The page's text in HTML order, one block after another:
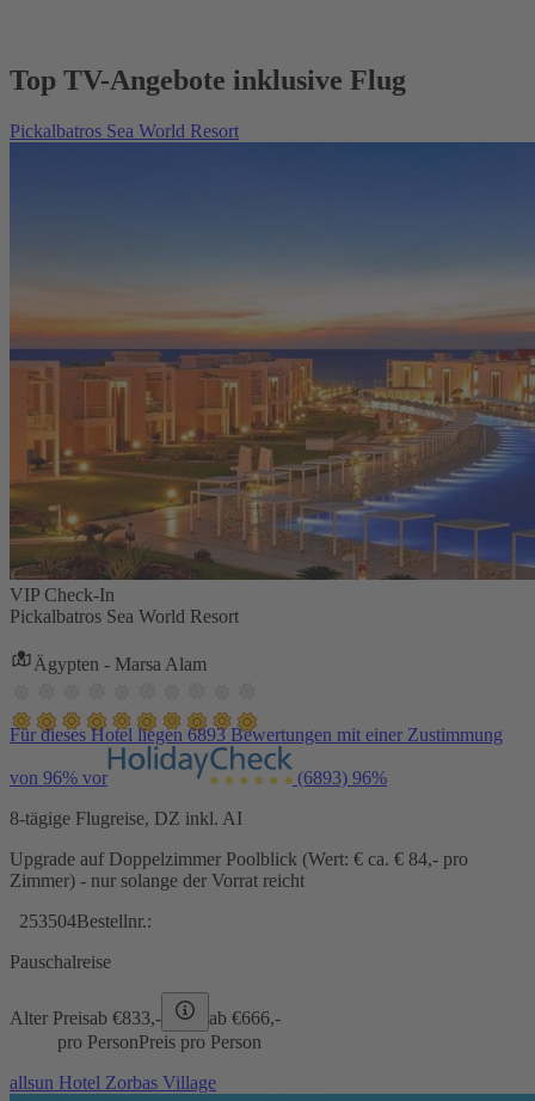
Top TV-Angebote inklusive Flug
Pickalbatros Sea World Resort
VIP Check-In
Pickalbatros Sea World Resort
Ägypten - Marsa Alam
Für dieses Hotel liegen 6893 Bewertungen mit einer Zustimmung
von 96% vor (6893) 96%
8-tägige Flugreise, DZ inkl. AI
Upgrade auf Doppelzimmer Poolblick (Wert: € ca. € 84,- pro
Zimmer) - nur solange der Vorrat reicht
253504Bestellnr.:
Pauschalreise
Alter Preisab €833,- ab €666,-
pro PersonPreis pro Person
allsun Hotel Zorbas Village